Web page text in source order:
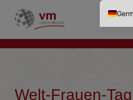
Welt-Frauen-